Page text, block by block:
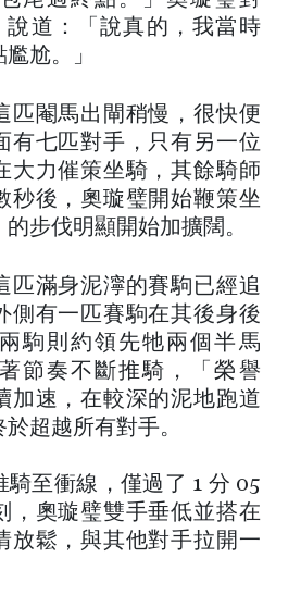
說道：「說真的，我當時
尬。」
匹閹馬出閘稍慢，很快便
有七匹對手，只有另一位
大力催策坐騎，其餘騎師
秒後，奧璇璧開始鞭策坐
步伐明顯開始加擴闊。
匹滿身泥濘的賽駒已經追
側有一匹賽駒在其後身後
駒則約領先牠兩個半馬
節奏不斷推騎，「榮譽
加速，在較深的泥地跑道
超越所有對手。
騎至衝線，僅過了 1 分 05
，奧璇璧雙手垂低並搭在
放鬆，與其他對手拉開一